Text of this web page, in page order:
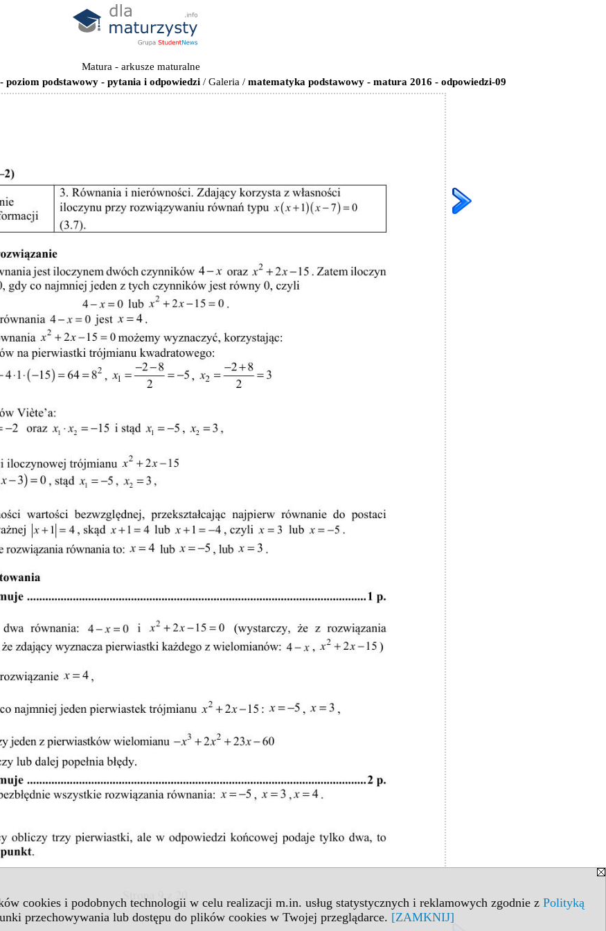
cookies i podobnych technologii w celu realizacji m.in. usług statystycznych i reklamowych zgodnie z Polityką
przechowywania lub dostępu do plików cookies w Twojej przeglądarce. [ZAMKNIJ]
Matura - arkusze maturalne
podstawowy - pytania i odpowiedzi/ Galeria / matematyka podstawowy - matura 2016 - odpowiedzi-09